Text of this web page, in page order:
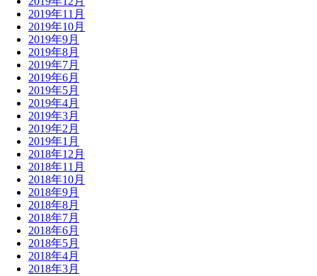
2019年11月
2019年10月
2019年9月
2019年8月
2019年7月
2019年6月
2019年5月
2019年4月
2019年3月
2019年2月
2019年1月
2018年12月
2018年11月
2018年10月
2018年9月
2018年8月
2018年7月
2018年6月
2018年5月
2018年4月
2018年3月